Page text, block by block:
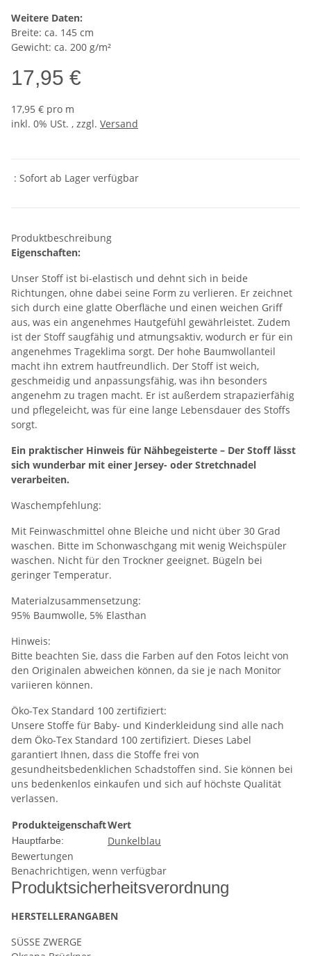
Weitere Daten:
Breite: ca. 145 cm
Gewicht: ca. 200 g/m²
17,95 €
17,95 € pro m
inkl. 0% USt. , zzgl. Versand
: Sofort ab Lager verfügbar
Produktbeschreibung
Eigenschaften:
Unser Stoff ist bi-elastisch und dehnt sich in beide
Richtungen, ohne dabei seine Form zu verlieren. Er zeichnet
sich durch eine glatte Oberfläche und einen weichen Griff
aus, was ein angenehmes Hautgefühl gewährleistet. Zudem
ist der Stoff saugfähig und atmungsaktiv, wodurch er für ein
angenehmes Trageklima sorgt. Der hohe Baumwollanteil
macht ihn extrem hautfreundlich. Der Stoff ist weich,
geschmeidig und anpassungsfähig, was ihn besonders
angenehm zu tragen macht. Er ist außerdem strapazierfähig
und pflegeleicht, was für eine lange Lebensdauer des Stoffs
sorgt.
Ein praktischer Hinweis für Nähbegeisterte – Der Stoff lässt
sich wunderbar mit einer Jersey- oder Stretchnadel
verarbeiten.
Waschempfehlung:
Mit Feinwaschmittel ohne Bleiche und nicht über 30 Grad
waschen. Bitte im Schonwaschgang mit wenig Weichspüler
waschen. Nicht für den Trockner geeignet. Bügeln bei
geringer Temperatur.
Materialzusammensetzung:
95% Baumwolle, 5% Elasthan
Hinweis:
Bitte beachten Sie, dass die Farben auf den Fotos leicht von
den Originalen abweichen können, da sie je nach Monitor
variieren können.
Öko-Tex Standard 100 zertifiziert:
Unsere Stoffe für Baby- und Kinderkleidung sind alle nach
dem Öko-Tex Standard 100 zertifiziert. Dieses Label
garantiert Ihnen, dass die Stoffe frei von
gesundheitsbedenklichen Schadstoffen sind. Sie können bei
uns bedenkenlos einkaufen und sich auf höchste Qualität
verlassen.
ProdukteigenschaftWert
Hauptfarbe:
Dunkelblau
Bewertungen
Benachrichtigen, wenn verfügbar
Produkt­sicher­heits­ver­ord­nung
HERSTELLER­ANGABEN
SÜSSE ZWERGE